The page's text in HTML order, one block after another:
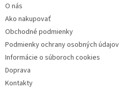
O nás
Ako nakupovať
Obchodné podmienky
Podmienky ochrany osobných údajov
Informácie o súboroch cookies
Doprava
Kontakty